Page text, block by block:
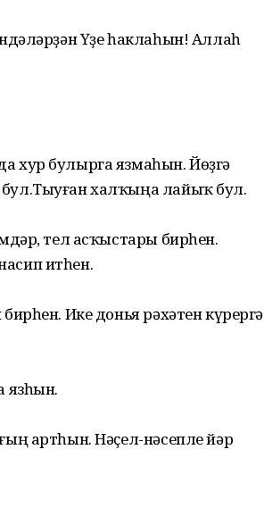
Үҙе һаклаһын! Аллаһ
хур булырга язмаһын. Йөҙгә
халҡыңа лайыҡ бул.
тел асҡыстары бирһен.
итһен.
Ике донья рәхәтен күрергә
язһын.
артһын. Нәҫел-нәсепле йәр